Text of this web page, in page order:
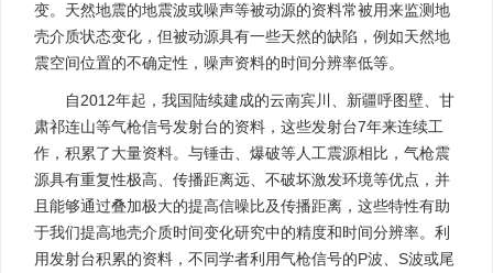
变。天然地震的地震波或噪声等被动源的资料常被用来监测地
壳介质状态变化，但被动源具有一些天然的缺陷，例如天然地
震空间位置的不确定性，噪声资料的时间分辨率低等。
自2012年起，我国陆续建成的云南宾川、新疆呼图壁、甘
肃祁连山等气枪信号发射台的资料，这些发射台7年来连续工
作，积累了大量资料。与锤击、爆破等人工震源相比，气枪震
源具有重复性极高、传播距离远、不破坏激发环境等优点，并
且能够通过叠加极大的提高信噪比及传播距离，这些特性有助
于我们提高地壳介质时间变化研究中的精度和时间分辨率。利
用发射台积累的资料，不同学者利用气枪信号的P波、S波或尾